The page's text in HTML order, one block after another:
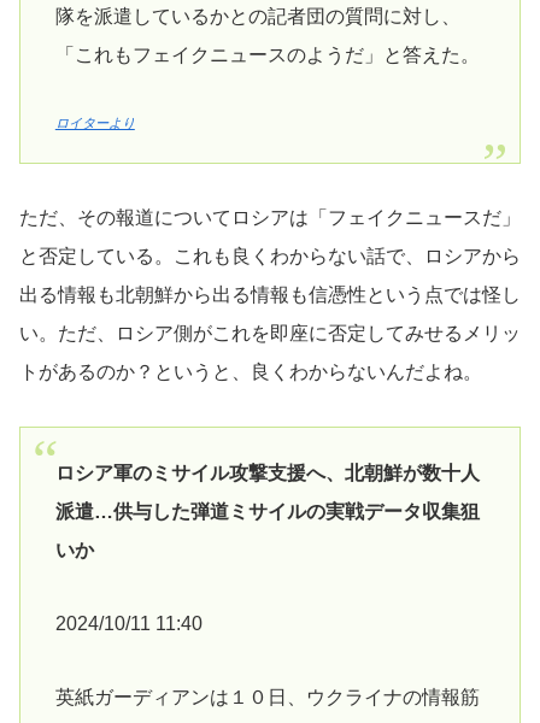
隊を派遣しているかとの記者団の質問に対し、
「これもフェイクニュースのようだ」と答えた。
ロイターより
ただ、その報道についてロシアは「フェイクニュースだ」
と否定している。これも良くわからない話で、ロシアから
出る情報も北朝鮮から出る情報も信憑性という点では怪し
い。ただ、ロシア側がこれを即座に否定してみせるメリッ
トがあるのか？というと、良くわからないんだよね。
ロシア軍のミサイル攻撃支援へ、北朝鮮が数十人
派遣…供与した弾道ミサイルの実戦データ収集狙
いか
2024/10/11 11:40
英紙ガーディアンは１０日、ウクライナの情報筋